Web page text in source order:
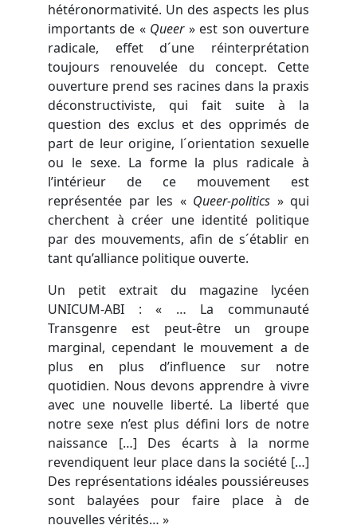
hétéronormativité. Un des aspects les plus
importants de « Queer » est son ouverture
radicale, effet d´une réinterprétation
toujours renouvelée du concept. Cette
ouverture prend ses racines dans la praxis
déconstructiviste, qui fait suite à la
question des exclus et des opprimés de
part de leur origine, l´orientation sexuelle
ou le sexe. La forme la plus radicale à
l’intérieur de ce mouvement est
représentée par les « Queer-politics » qui
cherchent à créer une identité politique
par des mouvements, afin de s´établir en
tant qu’alliance politique ouverte.
Un petit extrait du magazine lycéen
UNICUM-ABI : « … La communauté
Transgenre est peut-être un groupe
marginal, cependant le mouvement a de
plus en plus d’influence sur notre
quotidien. Nous devons apprendre à vivre
avec une nouvelle liberté. La liberté que
notre sexe n’est plus défini lors de notre
naissance […] Des écarts à la norme
revendiquent leur place dans la société […]
Des représentations idéales poussiéreuses
sont balayées pour faire place à de
nouvelles vérités… »